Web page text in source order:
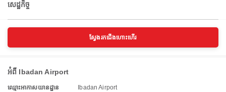
សេដ្ឋកិច្ច
ស្វែងរកជើងហោះហើរ
អំពី Ibadan Airport
ឈ្មោះអាកាសយានដ្ឋាន Ibadan Airport